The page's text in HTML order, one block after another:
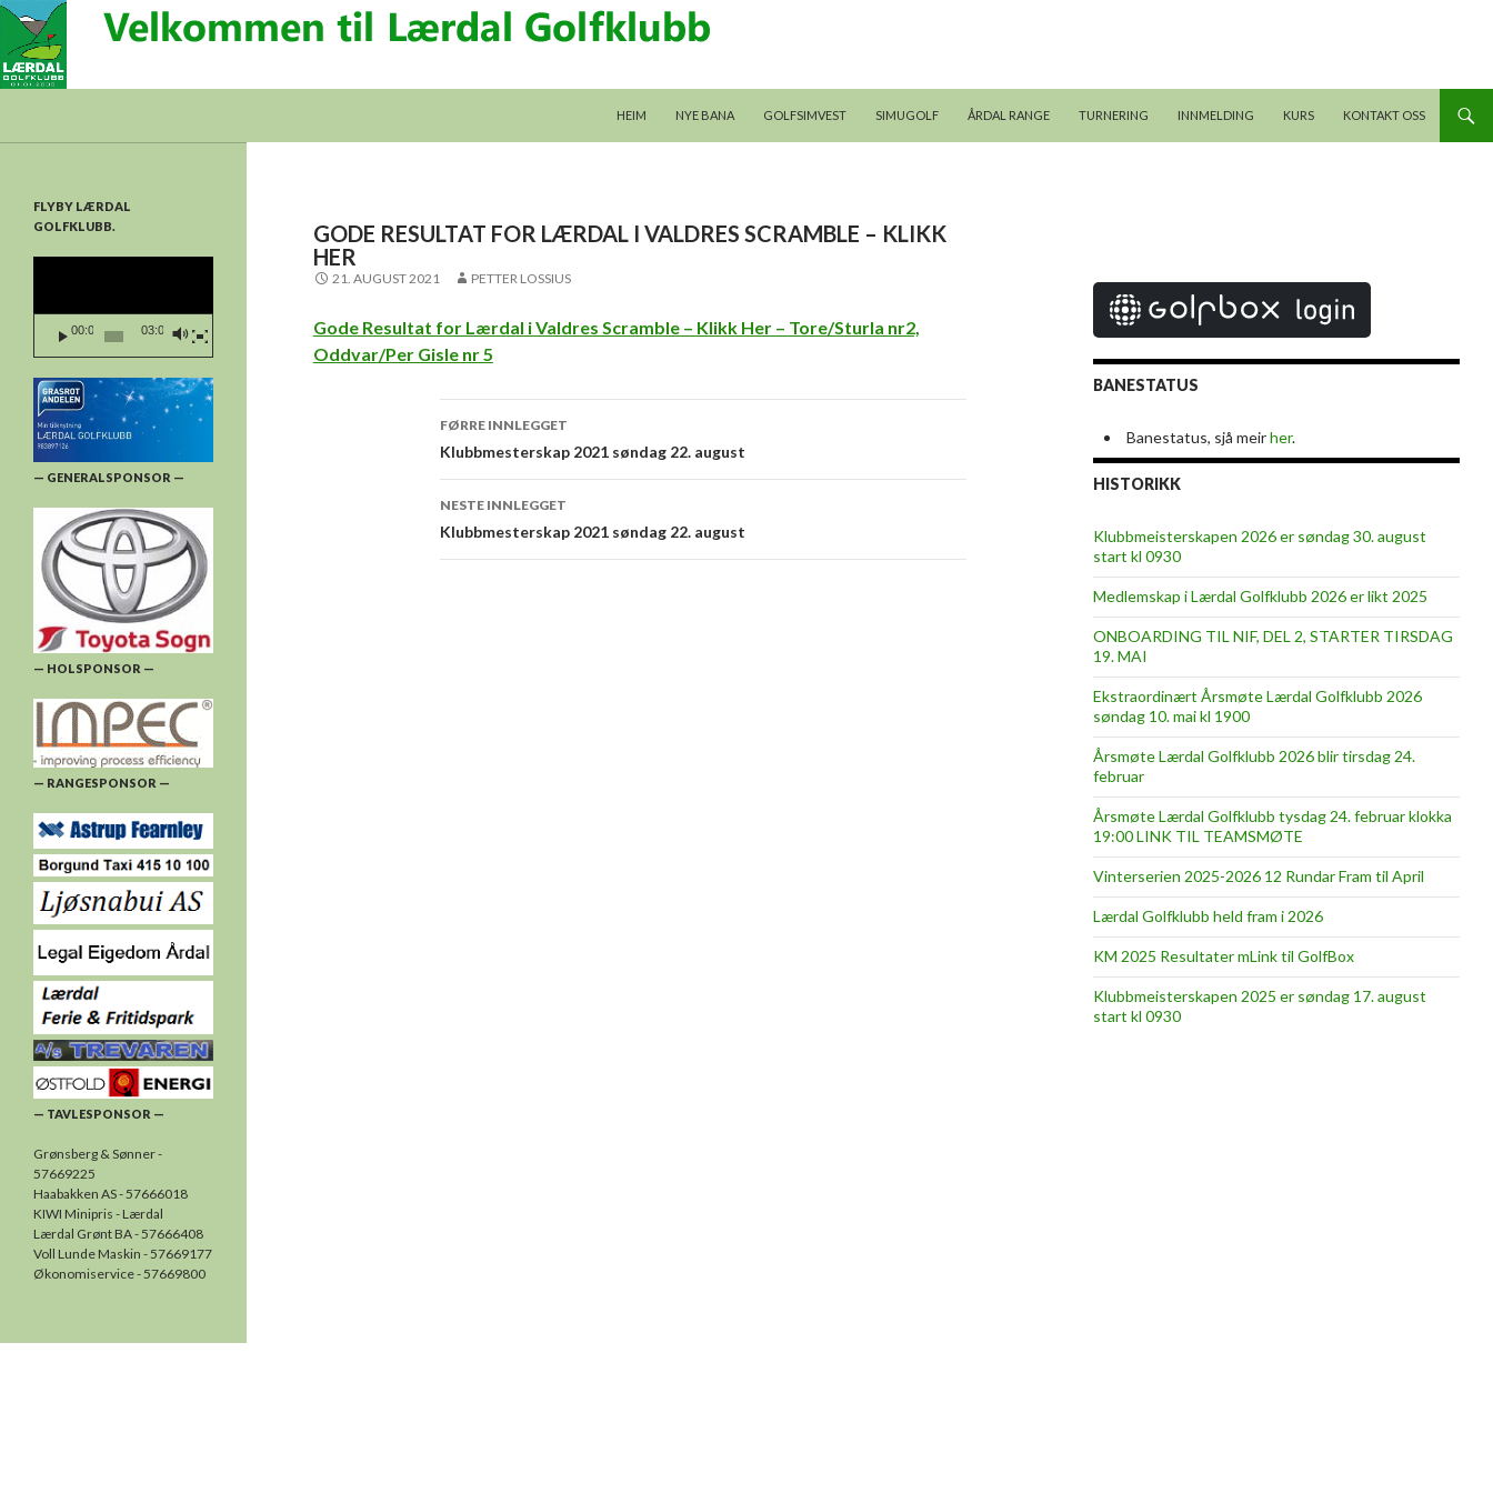
HEIM
NYE BANA GOLFSIMVEST SIMUGOLF ÅRDAL RANGE TURNERING INNMELDING KURS KONTAKT OSS
GODE RESULTAT FOR LÆRDAL I VALDRES SCRAMBLE – KLIKK
HER
21. AUGUST 2021 PETTER LOSSIUS
Gode Resultat for Lærdal i Valdres Scramble – Klikk Her – Tore/Sturla nr2,
Oddvar/Per Gisle nr 5
Innleggsnavigering
FØRRE INNLEGGET
Klubbmesterskap 2021 søndag 22. august
NESTE INNLEGGET
Klubbmesterskap 2021 søndag 22. august
BANESTATUS
Banestatus, sjå meirher.
HISTORIKK
Klubbmeisterskapen 2026 er søndag 30. august
start kl 0930
Medlemskap i Lærdal Golfklubb 2026 er likt 2025
ONBOARDING TIL NIF, DEL 2, STARTER TIRSDAG
19. MAI
Ekstraordinært Årsmøte Lærdal Golfklubb 2026
søndag 10. mai kl 1900
Årsmøte Lærdal Golfklubb 2026 blir tirsdag 24.
februar
Årsmøte Lærdal Golfklubb tysdag 24. februar klokka
19:00 LINK TIL TEAMSMØTE
Vinterserien 2025-2026 12 Rundar Fram til April
Lærdal Golfklubb held fram i 2026
KM 2025 Resultater mLink til GolfBox
Klubbmeisterskapen 2025 er søndag 17. august
start kl 0930
FLYBY LÆRDAL
GOLFKLUBB.
00:00 03:03
— GENERALSPONSOR —
— HOLSPONSOR —
— RANGESPONSOR —
— TAVLESPONSOR —
Grønsberg & Sønner -
57669225
Haabakken AS - 57666018
KIWI Minipris - Lærdal
Lærdal Grønt BA - 57666408
Voll Lunde Maskin - 57669177
Økonomiservice - 57669800